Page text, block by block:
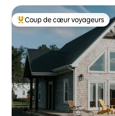
Coup de cœur voyageurs parmi
Coup de cœur voyageurs